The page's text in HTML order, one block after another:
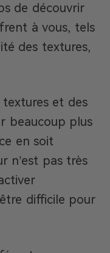
de découvrir
à vous, tels
des textures,
et des
beaucoup plus
en soit
n’est pas très
difficile pour